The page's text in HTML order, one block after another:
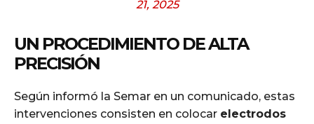
21, 2025
UN PROCEDIMIENTO DE ALTA
PRECISIÓN
Según informó la Semar en un comunicado, estas
intervenciones consisten en colocar electrodos